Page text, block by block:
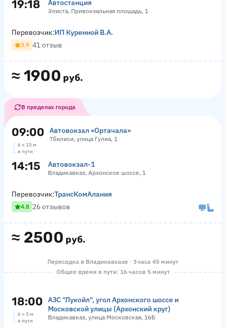
19:18 Автостанция
Элиста, Привокзальная площадь, 1
≈ 1900 руб.
Перевозчик:ИП Куренной В.А.
3.9 41 отзыв
В пределах города
09:00 Автовокзал «Ортачала»
Тбилиси, улица Гулиа, 1
6 ч 15 м
в пути
14:15 Автовокзал-1
Владикавказ, Архонское шоссе, 1
≈ 2500 руб.
Перевозчик:ТрансКомАлания
4.8 26 отзывов
Пересадка в Владикавказе · 3 часа 45 минут
Общее время в пути: 16 часов 5 минут
18:00
АЗС "Лукойл", угол Архонского шоссе и
Московской улицы (Архонский круг)
Владикавказ, улица Московская, 16Б
6 ч 5 м
в пути